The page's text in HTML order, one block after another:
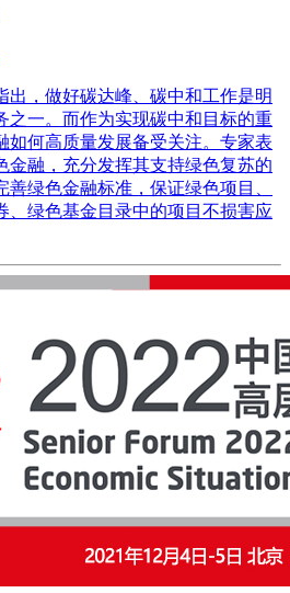
出，做好碳达峰、碳中和工作是明
之一。而作为实现碳中和目标的重
何高质量发展备受关注。专家表
金融，充分发挥其支持绿色复苏的
绿色金融标准，保证绿色项目、
、绿色基金目录中的项目不损害应